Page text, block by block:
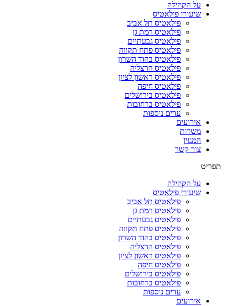
על הקהילה
שיעורי פילאטיס
פילאטיס תל אביב
פילאטיס רמת גן
פילאטיס גבעתיים
פילאטיס פתח תקווה
פילאטיס בהוד השרון
פילאטיס הרצליה
פילאטיס ראשון לציון
פילאטיס חיפה
פילאטיס בירושלים
פילאטיס ברחובות
ערים נוספות
אירועים
משרות
המגזין
צור קשר
תפריט
על הקהילה
שיעורי פילאטיס
פילאטיס תל אביב
פילאטיס רמת גן
פילאטיס גבעתיים
פילאטיס פתח תקווה
פילאטיס בהוד השרון
פילאטיס הרצליה
פילאטיס ראשון לציון
פילאטיס חיפה
פילאטיס בירושלים
פילאטיס ברחובות
ערים נוספות
אירועים